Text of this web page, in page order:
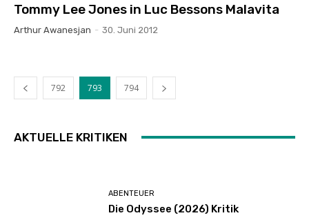
Tommy Lee Jones in Luc Bessons Malavita
Arthur Awanesjan - 30. Juni 2012
792 793 794
AKTUELLE KRITIKEN
ABENTEUER
Die Odyssee (2026) Kritik